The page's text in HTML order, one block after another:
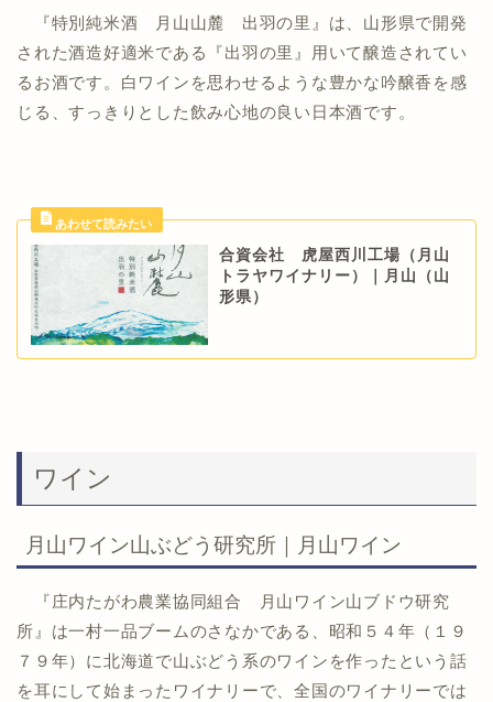
『特別純米酒 月山山麓 出羽の里』は、山形県で開発
された酒造好適米である『出羽の里』用いて醸造されてい
るお酒です。白ワインを思わせるような豊かな吟醸香を感
じる、すっきりとした飲み心地の良い日本酒です。
合資会社 虎屋西川工場（月山
トラヤワイナリー）｜月山（山
形県）
ワイン
月山ワイン山ぶどう研究所｜月山ワイン
『庄内たがわ農業協同組合 月山ワイン山ブドウ研究
所』は一村一品ブームのさなかである、昭和５４年（１９
７９年）に北海道で山ぶどう系のワインを作ったという話
を耳にして始まったワイナリーで、全国のワイナリーでは